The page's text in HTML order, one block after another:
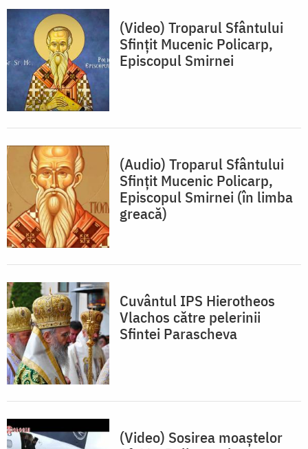
(Video) Troparul Sfântului
Sfințit Mucenic Policarp,
Episcopul Smirnei
(Audio) Troparul Sfântului
Sfințit Mucenic Policarp,
Episcopul Smirnei (în limba
greacă)
Cuvântul IPS Hierotheos
Vlachos către pelerinii
Sfintei Parascheva
(Video) Sosirea moaștelor